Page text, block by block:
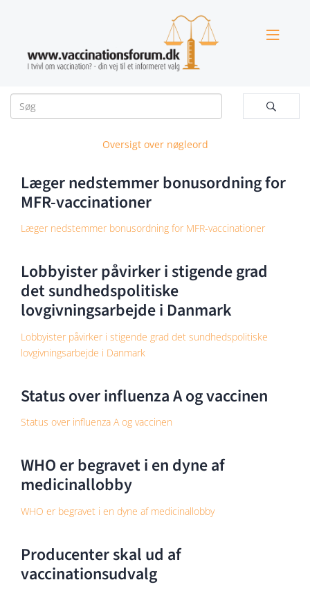


Oversigt over nøgleord
Læger nedstemmer bonusordning for
MFR-vaccinationer
Læger nedstemmer bonusordning for MFR-vaccinationer
Lobbyister påvirker i stigende grad
det sundhedspolitiske
lovgivningsarbejde i Danmark
Lobbyister påvirker i stigende grad det sundhedspolitiske
lovgivningsarbejde i Danmark
Status over influenza A og vaccinen
Status over influenza A og vaccinen
WHO er begravet i en dyne af
medicinallobby
WHO er begravet i en dyne af medicinallobby
Producenter skal ud af
vaccinationsudvalg